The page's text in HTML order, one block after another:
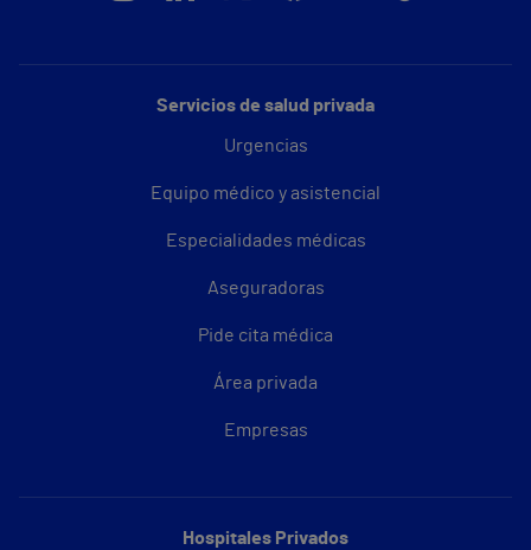
Servicios de salud privada
Urgencias
Equipo médico y asistencial
Especialidades médicas
Aseguradoras
Pide cita médica
Área privada
Empresas
Hospitales Privados